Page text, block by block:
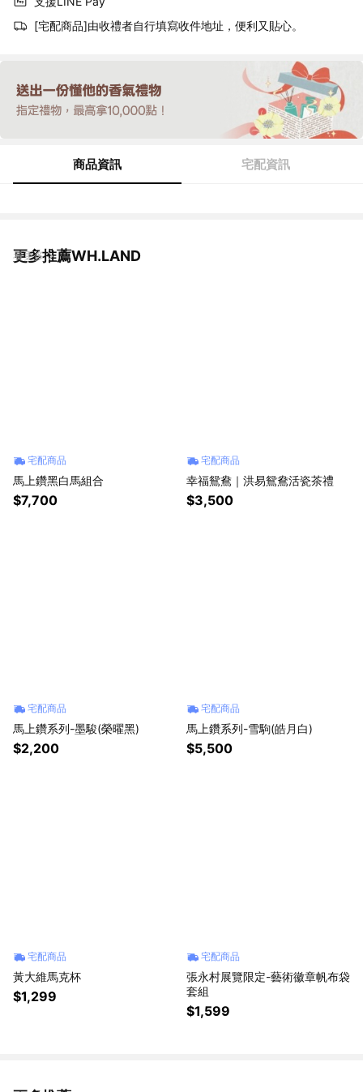
[宅配商品]由收禮者自行填寫收件地址，便利又貼心。
商品資訊 宅配資訊
更多推薦WH.LAND
看更多
宅配商品
馬上鑽黑白馬組合
$7,700
宅配商品
幸福鴛鴦｜洪易鴛鴦活瓷茶禮
$3,500
宅配商品
馬上鑽系列-墨駿(榮曜黑)
$2,200
宅配商品
馬上鑽系列-雪駒(皓月白)
$5,500
宅配商品
黃大維馬克杯
$1,299
宅配商品
張永村展覽限定-藝術徽章帆布袋
套組
$1,599